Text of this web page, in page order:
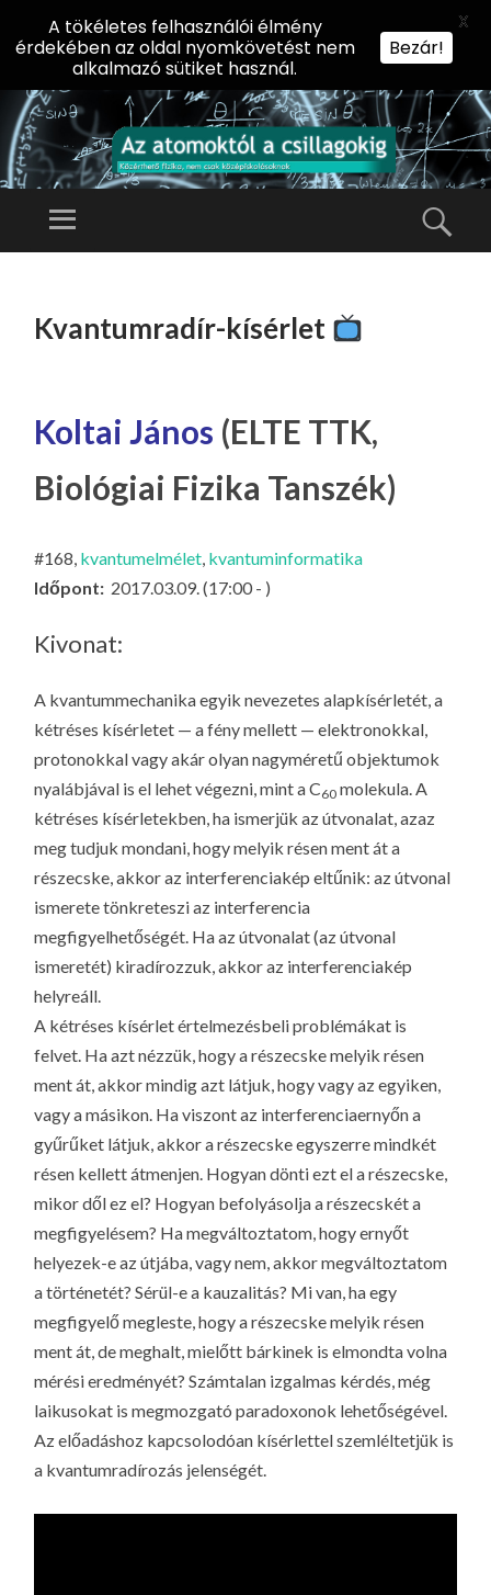
AZ
KT
A
CS
IL
O
Előadássorozat
az ELTE
Természettudományi
Menü
TARTALOMHOZ
Kvantumradír-kísérlet
Koltai János (ELTE TTK,
Biológiai Fizika Tanszék)
#168, kvantumelmélet, kvantuminformatika
Időpont: 2017.03.09. (17:00 - )
Kivonat:
A kvantummechanika egyik nevezetes alapkísérletét, a
kétréses kísérletet — a fény mellett — elektronokkal,
protonokkal vagy akár olyan nagyméretű objektumok
nyalábjával is el lehet végezni, mint a C60 molekula. A
kétréses kísérletekben, ha ismerjük az útvonalat, azaz
meg tudjuk mondani, hogy melyik résen ment át a
részecske, akkor az interferenciakép eltűnik: az útvonal
ismerete tönkreteszi az interferencia
megfigyelhetőségét. Ha az útvonalat (az útvonal
ismeretét) kiradírozzuk , akkor az interferenciakép
helyreáll.
A kétréses kísérlet értelmezésbeli problémákat is
felvet. Ha azt nézzük, hogy a részecske melyik résen
ment át, akkor mindig azt látjuk, hogy vagy az egyiken,
vagy a másikon. Ha viszont az interferenciaernyőn a
gyűrűket látjuk, akkor a részecske egyszerre mindkét
résen kellett átmenjen. Hogyan dönti ezt el a részecske,
mikor dől ez el? Hogyan befolyásolja a részecskét a
megfigyelésem? Ha megváltoztatom, hogy ernyőt
helyezek-e az útjába, vagy nem, akkor megváltoztatom
a történetét? Sérül-e a kauzalitás? Mi van, ha egy
megfigyelő megleste, hogy a részecske melyik résen
ment át, de meghalt, mielőtt bárkinek is elmondta volna
mérési eredményét? Számtalan izgalmas kérdés, még
laikusokat is megmozgató paradoxonok lehetőségével.
Az előadáshoz kapcsolodóan kísérlettel szemléltetjük is
a kvantumradírozás jelenségét.
A tökéletes felhasználói élmény
érdekében az oldal nyomkövetést nem
alkalmazó sütiket használ.
Bezár!
X